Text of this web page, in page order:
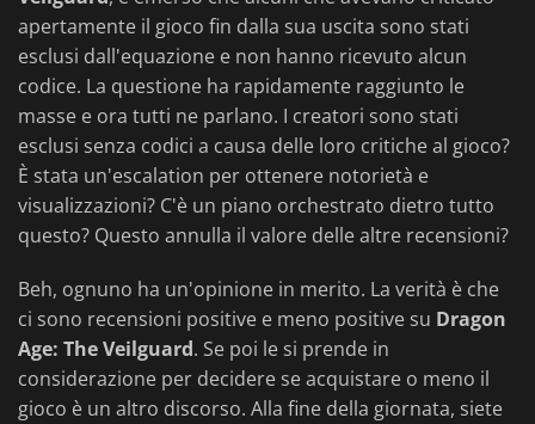
apertamente il gioco fin dalla sua uscita sono stati
esclusi dall'equazione e non hanno ricevuto alcun
codice. La questione ha rapidamente raggiunto le
masse e ora tutti ne parlano. I creatori sono stati
esclusi senza codici a causa delle loro critiche al gioco?
È stata un'escalation per ottenere notorietà e
visualizzazioni? C'è un piano orchestrato dietro tutto
questo? Questo annulla il valore delle altre recensioni?
Beh, ognuno ha un'opinione in merito. La verità è che
ci sono recensioni positive e meno positive su Dragon
Age: The Veilguard. Se poi le si prende in
considerazione per decidere se acquistare o meno il
gioco è un altro discorso. Alla fine della giornata, siete